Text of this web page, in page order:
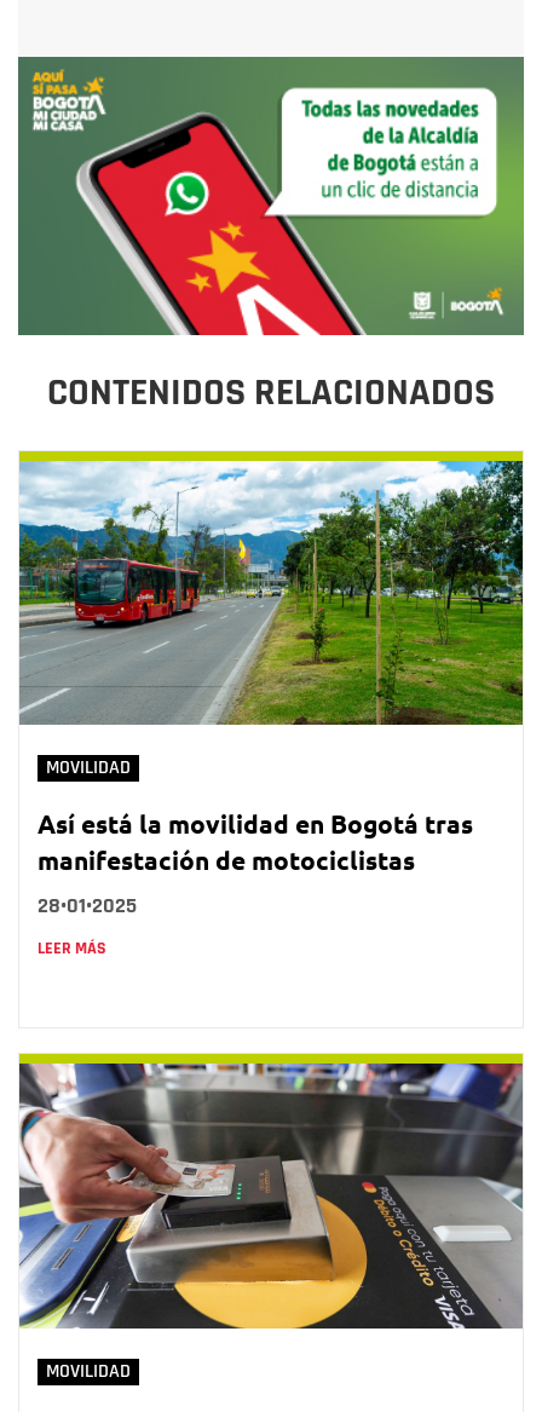
CONTENIDOS RELACIONADOS
MOVILIDAD
Así está la movilidad en Bogotá tras
manifestación de motociclistas
28•01•2025
LEER MÁS
MOVILIDAD